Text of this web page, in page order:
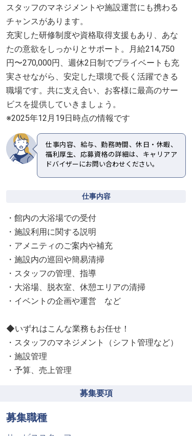
スタッフのマネジメントや施設運営にも携わる
チャンスがあります。
充実した研修制度や資格取得支援もあり、あな
たの意欲をしっかりとサポート。月給214,750
円〜270,000円、週休2日制でプライベートも充
実させながら、安定した環境で長く活躍できる
職場です。共に支え合い、お客様に最高のサー
ビスを提供していきましょう。
※2025年12月19日時点の情報です
仕事内容、給与、勤務時間、休日・休暇、
福利厚生、応募資格の詳細は、キャリアア
ドバイザーにお問い合わせください。
仕事内容
・館内の大浴場での受付
・施設利用に関する説明
・アメニティのご案内や補充
・施設内の巡回や簡易清掃
・スタッフの管理、指導
・大浴場、脱衣室、休憩エリアの清掃
・イベントの企画や運営 など
◆いずれはこんな業務もお任せ！
・スタッフのマネジメント（シフト管理など）
・施設管理
・予算、売上管理
募集要項
募集職種